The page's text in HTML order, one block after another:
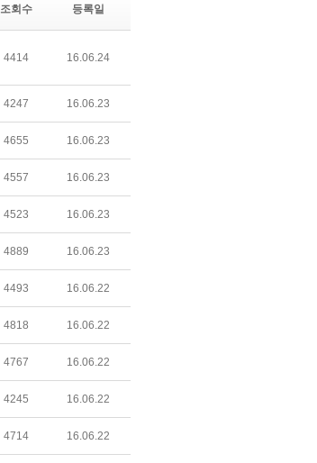
조회수 등록일
4414 16.06.24
4247 16.06.23
4655 16.06.23
4557 16.06.23
4523 16.06.23
4889 16.06.23
4493 16.06.22
4818 16.06.22
4767 16.06.22
4245 16.06.22
4714 16.06.22